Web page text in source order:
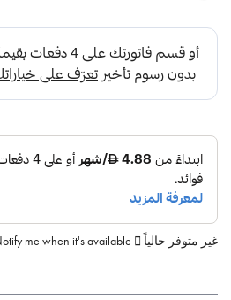
غير متوفر حالياً me when it's available